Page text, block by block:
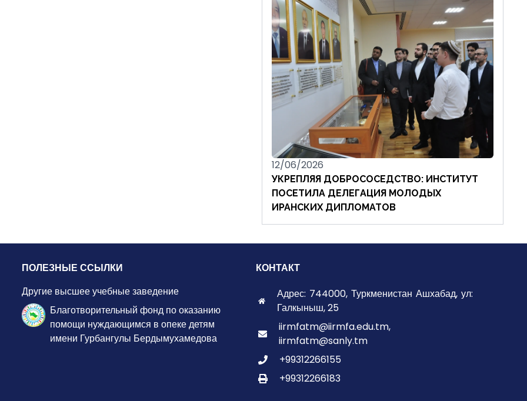
12/06/2026
УКРЕПЛЯЯ ДОБРОСОСЕДСТВО: ИНСТИТУТ
ПОСЕТИЛА ДЕЛЕГАЦИЯ МОЛОДЫХ
ИРАНСКИХ ДИПЛОМАТОВ
ПОЛЕЗНЫЕ ССЫЛКИ
Другие высшее учебные заведение
Благотворительный фонд по оказанию
помощи нуждающимся в опеке детям
имени Гурбангулы Бердымухамедова
КОНТАКТ
Адрес: 744000, Туркменистан Ашхабад, ул:
Галкыныш, 25
iirmfatm@iirmfa.edu.tm,
iirmfatm@sanly.tm
+99312266155
+99312266183